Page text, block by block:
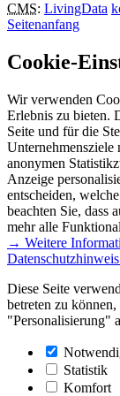
CMS: LivingData
Seitenanfang
Cookie-
Wir verwenden
Erlebnis zu bieten.
Seite und für die
anonymen
Anzeige
entscheiden,
beachten Sie, dass
mehr alle
→ Weitere
Diese Seite
betreten zu
"Personalisierung"
Statistik
Komfort